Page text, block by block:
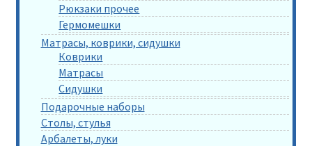
Рюкзаки прочее
Гермомешки
Матрасы, коврики, сидушки
Коврики
Матрасы
Сидушки
Подарочные наборы
Столы, стулья
Арбалеты, луки